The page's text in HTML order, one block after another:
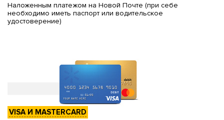
Наложенным платежом на Новой Почте (при себе
необходимо иметь паспорт или водительское
удостоверение)
VISA И MASTERCARD